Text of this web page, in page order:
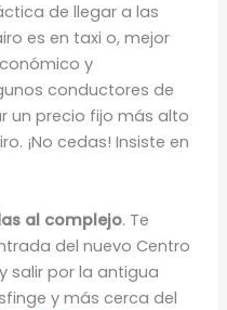
de llegar a las
es en taxi o, mejor
y
conductores de
un precio fijo más alto
¡No cedas! Insiste en
al complejo. Te
del nuevo Centro
salir por la antigua
y más cerca del